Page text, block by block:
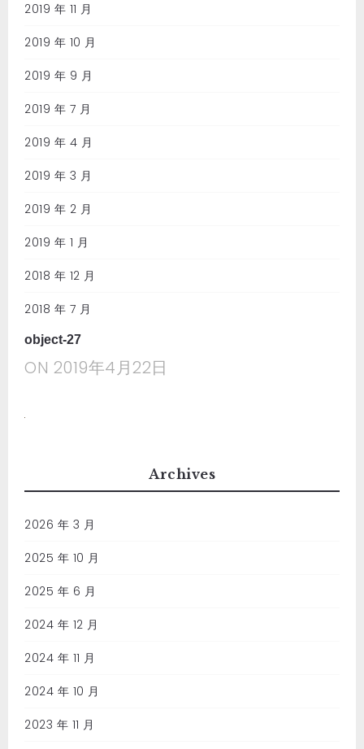
2019 年 11 月
2019 年 10 月
2019 年 9 月
2019 年 7 月
2019 年 4 月
2019 年 3 月
2019 年 2 月
2019 年 1 月
2018 年 12 月
2018 年 7 月
object-27
ON 2019年4月22日
Archives
2026 年 3 月
2025 年 10 月
2025 年 6 月
2024 年 12 月
2024 年 11 月
2024 年 10 月
2023 年 11 月